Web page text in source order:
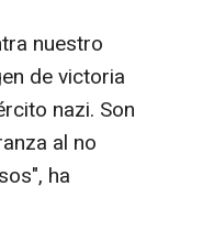
nuestro
de victoria
nazi. Son
al no
ha